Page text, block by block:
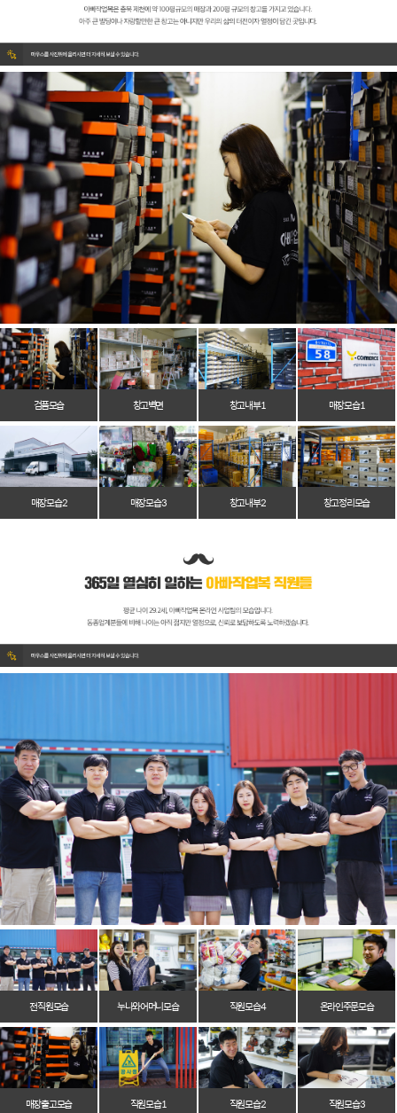
검품모습 창고벽면 창고 내부 1 매장 모습 1
매장 모습 2 매장 모습 3 창고 내부 2 창고 정리 모습
전 직원 모습 누나와 어머니 모습 직원 모습 4 온라인 주문 모습
매장 출고 모습 직원 모습 1 직원 모습 2 직원 모습 3